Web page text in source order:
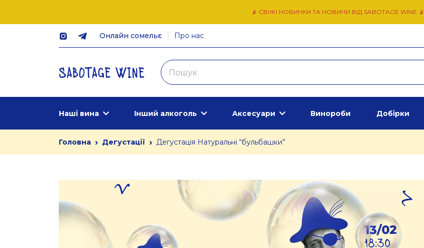
📡 СВІЖІ НОВИНКИ ТА НОВИНИ ВІД SABOTAGE WINE 📡
Онлайн сомельє Про нас
Наші вина Інший алкоголь Аксесуари Винороби Добірки
Головна › Дегустації › Дегустація Натуральні “бульбашки”